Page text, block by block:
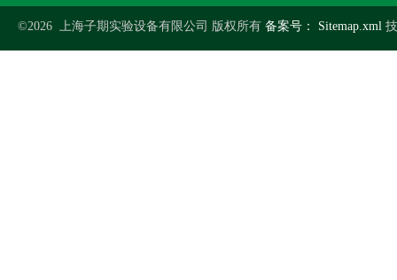
©2026 上海子期实验设备有限公司 版权所有 备案号： Sitemap.xml